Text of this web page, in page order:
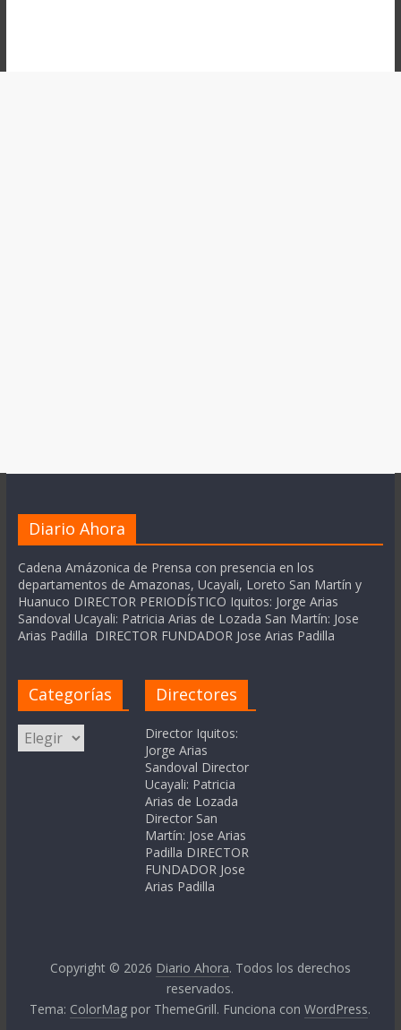
Diario Ahora
Cadena Amázonica de Prensa con presencia en los
departamentos de Amazonas, Ucayali, Loreto San Martín y
Huanuco DIRECTOR PERIODÍSTICO Iquitos: Jorge Arias
Sandoval Ucayali: Patricia Arias de Lozada San Martín: Jose
Arias Padilla DIRECTOR FUNDADOR Jose Arias Padilla
Categorías
Categorías
Directores
Director Iquitos:
Jorge Arias
Sandoval Director
Ucayali: Patricia
Arias de Lozada
Director San
Martín: Jose Arias
Padilla DIRECTOR
FUNDADOR Jose
Arias Padilla
Copyright © 2026 Diario Ahora. Todos los derechos
reservados.
Tema: ColorMag por ThemeGrill. Funciona conWordPress.